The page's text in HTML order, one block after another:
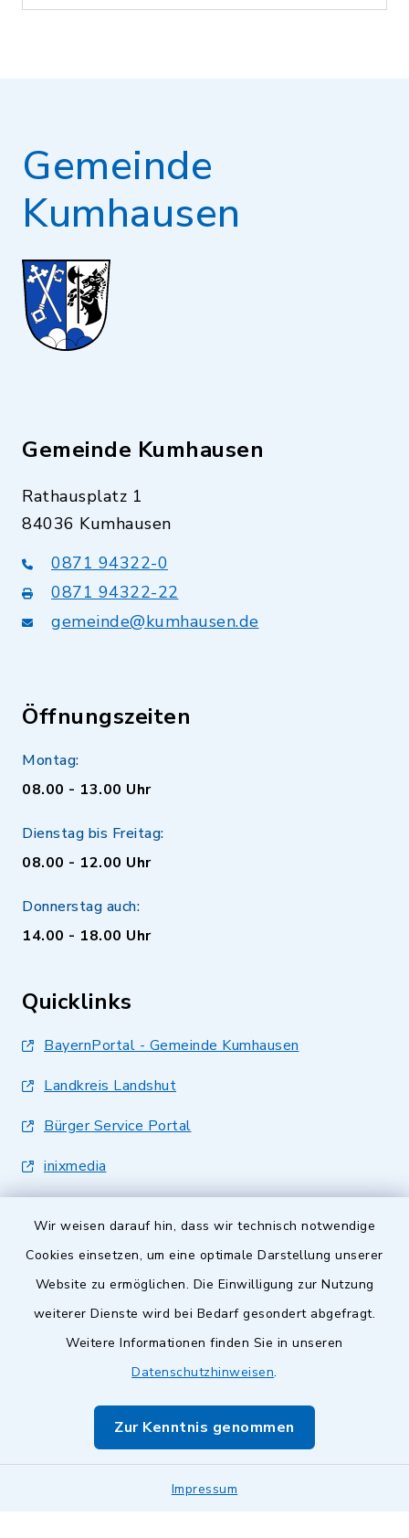
Wir weisen darauf hin, dass wir technisch notwendige
Cookies einsetzen, um eine optimale Darstellung unserer
Website zu ermöglichen. Die Einwilligung zur Nutzung
weiterer Dienste wird bei Bedarf gesondert abgefragt.
Weitere Informationen finden Sie in unseren
Datenschutzhinweisen.
Zur Kenntnis genommen
Impressum
Gemeinde
Kumhausen
Gemeinde Kumhausen
Rathausplatz 1
84036 Kumhausen
0871 94322-0
0871 94322-22
gemeinde@kumhausen.de
Öffnungszeiten
Montag:
08.00 - 13.00 Uhr
Dienstag bis Freitag:
08.00 - 12.00 Uhr
Donnerstag auch:
14.00 - 18.00 Uhr
Quicklinks
BayernPortal - Gemeinde Kumhausen
Landkreis Landshut
Bürger Service Portal
inixmedia
Barrierefreiheit
Impressum
Sitemap